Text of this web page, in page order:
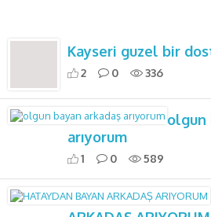
Kayseri guzel bir
2 0 336
olgun
arıyorum
1 0 589